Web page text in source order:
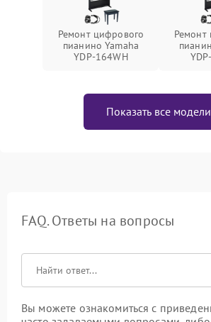
Ремонт цифрового
пианино Yamaha
YDP-164WH
Ремонт
Показать все модели
FAQ. Ответы на вопросы
Вы можете ознакомиться с